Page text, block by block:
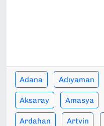
Adana Adıyaman
Aksaray Amasya
Ardahan Artvin